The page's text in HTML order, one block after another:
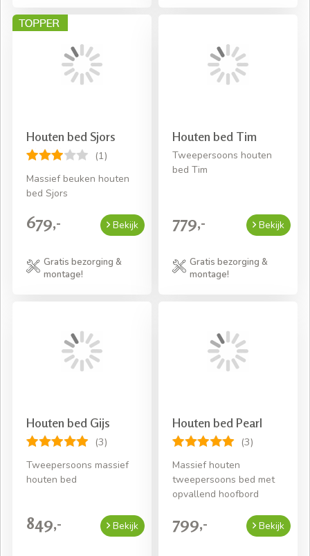
Houten bed Sjors
(1)
Massief beuken houten
bed Sjors
679,- Bekijk
Gratis bezorging &
montage!
Houten bed Tim
Tweepersoons houten
bed Tim
779,- Bekijk
Gratis bezorging &
montage!
Houten bed Gijs
(3)
Tweepersoons massief
houten bed
849,- Bekijk
Houten bed Pearl
(3)
Massief houten
tweepersoons bed met
opvallend hoofbord
799,- Bekijk